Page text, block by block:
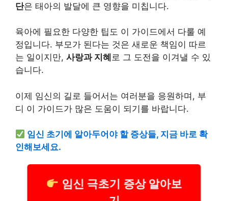
단은 태아의 발달에 큰 영향을 미칩니다.
육아에 필요한 다양한 팁도 이 가이드에서 다룰 예
정입니다. 부모가 된다는 것은 새로운 책임이 따르
는 일이지만, 사랑과 지혜 로 그 도전을 이겨낼 수 있
습니다.
이제 임신의 길로 들어서는 여러분을 응원하며, 부
디 이 가이드가 많은 도움이 되기를 바랍니다.
임신 초기에 알아두어야 할 증상들, 지금 바로 확
인해보세요.
임신 극초기 증상 알아보